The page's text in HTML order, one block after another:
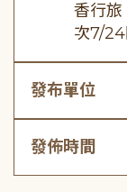
香行
次7/
發布單位
發佈時間